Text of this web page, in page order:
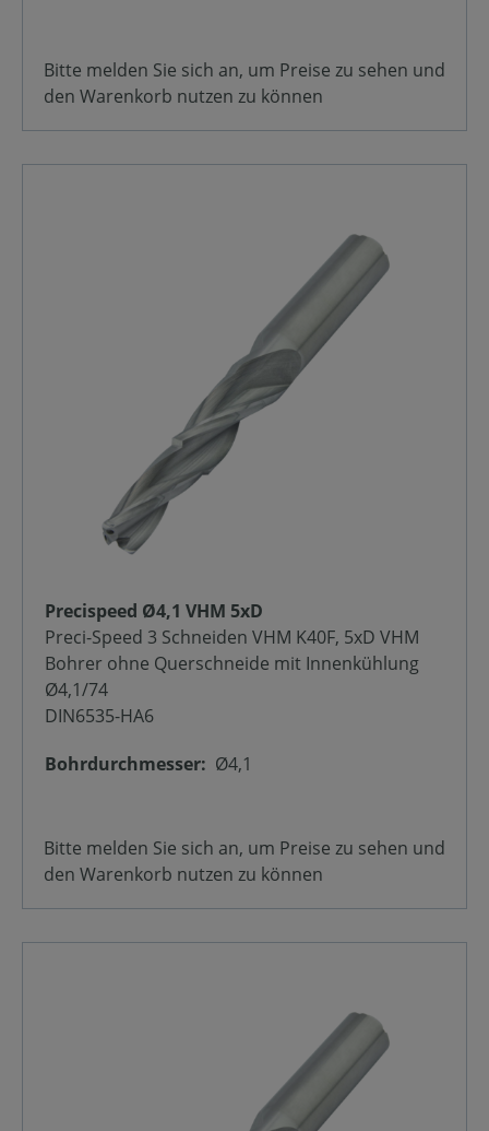
Bitte melden Sie sich an, um Preise zu sehen und
den Warenkorb nutzen zu können
Precispeed Ø4,1 VHM 5xD
Preci-Speed 3 Schneiden VHM K40F, 5xD VHM
Bohrer ohne Querschneide mit Innenkühlung
Ø4,1/74
DIN6535-HA6
Bohrdurchmesser: Ø4,1
Bitte melden Sie sich an, um Preise zu sehen und
den Warenkorb nutzen zu können